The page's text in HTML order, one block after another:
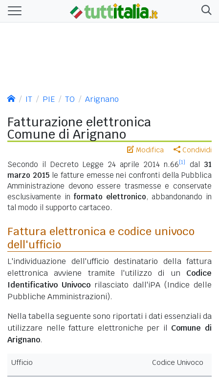
IT PIE TO Arignano
Fatturazione elettronica
Comune di Arignano
Modifica Condividi
Secondo il Decreto Legge 24 aprile 2014 n.66[1] dal 31
marzo 2015le fatture emesse nei confronti della Pubblica
Amministrazione devono essere trasmesse e conservate
esclusivamente in formato elettronico, abbandonando in
tal modo il supporto cartaceo.
Fattura elettronica e codice univoco
dell'ufficio
L'individuazione dell'ufficio destinatario della fattura
elettronica avviene tramite l'utilizzo di un Codice
Identificativo Univoco rilasciato dall'iPA (Indice delle
Pubbliche Amministrazioni).
Nella tabella seguente sono riportati i dati essenziali da
utilizzare nelle fatture elettroniche per il Comune di
Arignano.
Ufficio Codice Univoco